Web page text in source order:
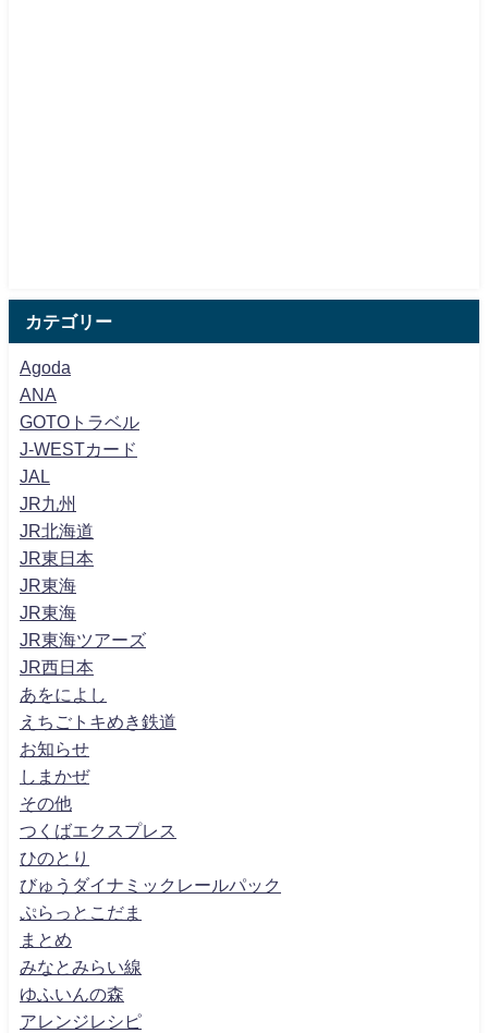
カテゴリー
Agoda
ANA
GOTOトラベル
J-WESTカード
JAL
JR九州
JR北海道
JR東日本
JR東海
JR東海
JR東海ツアーズ
JR西日本
あをによし
えちごトキめき鉄道
お知らせ
しまかぜ
その他
つくばエクスプレス
ひのとり
びゅうダイナミックレールパック
ぷらっとこだま
まとめ
みなとみらい線
ゆふいんの森
アレンジレシピ